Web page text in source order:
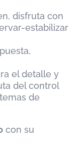
disfruta con
estabilizar
el detalle y
del control
de
con su